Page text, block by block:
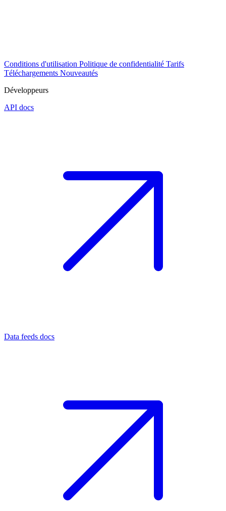
Conditions d'utilisation Politique de confidentialité Tarifs
Téléchargements Nouveautés
Développeurs
API docs
Data feeds docs